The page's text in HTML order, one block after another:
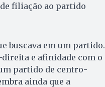
filiação ao partido
buscava em um partido.
e afinidade com o
partido de centro-
ainda que a